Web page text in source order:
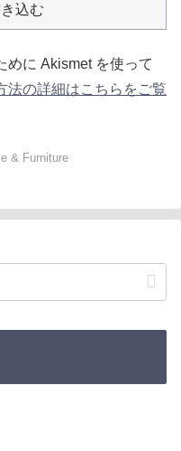
込む
めに Akismet を使って
法の詳細はこちらをご覧
& Furniture